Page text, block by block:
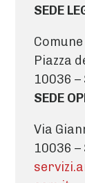
SEDE
Piazza
10036
SEDE
Via
10036